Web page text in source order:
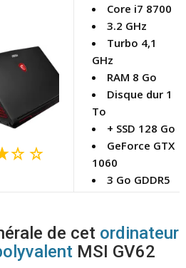
Core i7 8700
3.2 GHz
Turbo 4,1
GHz
RAM 8 Go
Disque dur 1
To
+ SSD 128 Go
GeForce GTX
1060
3 Go GDDR5
de cet ordinateur
MSI GV62